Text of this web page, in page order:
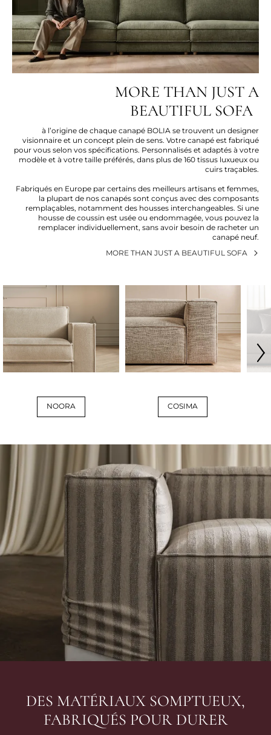
MORE THAN JUST A
BEAUTIFUL SOFA
à l’origine de chaque canapé BOLIA se trouvent un designer
visionnaire et un concept plein de sens. Votre canapé est fabriqué
pour vous selon vos spécifications. Personnalisés et adaptés à votre
modèle et à votre taille préférés, dans plus de 160 tissus luxueux ou
cuirs traçables.
Fabriqués en Europe par certains des meilleurs artisans et femmes,
la plupart de nos canapés sont conçus avec des composants
remplaçables, notamment des housses interchangeables. Si une
housse de coussin est usée ou endommagée, vous pouvez la
remplacer individuellement, sans avoir besoin de racheter un
canapé neuf.
MORE THAN JUST A BEAUTIFUL SOFA
NOORA COSIMA
DES MATÉRIAUX SOMPTUEUX,
FABRIQUÉS POUR DURER